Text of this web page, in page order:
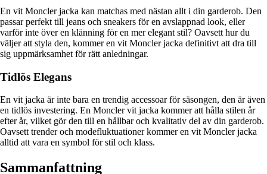
En vit Moncler jacka kan matchas med nästan allt i din garderob. Den
passar perfekt till jeans och sneakers för en avslappnad look, eller
varför inte över en klänning för en mer elegant stil? Oavsett hur du
väljer att styla den, kommer en vit Moncler jacka definitivt att dra till
sig uppmärksamhet för rätt anledningar.
Tidlös Elegans
En vit jacka är inte bara en trendig accessoar för säsongen, den är även
en tidlös investering. En Moncler vit jacka kommer att hålla stilen år
efter år, vilket gör den till en hållbar och kvalitativ del av din garderob.
Oavsett trender och modefluktuationer kommer en vit Moncler jacka
alltid att vara en symbol för stil och klass.
Sammanfattning